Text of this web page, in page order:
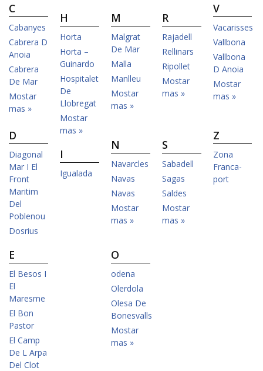
C
Cabanyes
Cabrera D
Anoia
Cabrera
De Mar
Mostar
mas »
D
Diagonal
Mar I El
Front
Maritim
Del
Poblenou
Dosrius
E
El Besos I
El
Maresme
El Bon
Pastor
El Camp
De L Arpa
Del Clot
H
Horta
Horta –
Guinardo
Hospitalet
De
Llobregat
Mostar
mas »
I
Igualada
M
Malgrat
De Mar
Malla
Manlleu
Mostar
mas »
N
Navarcles
Navas
Navas
Mostar
mas »
O
odena
Olerdola
Olesa De
Bonesvalls
Mostar
mas »
R
Rajadell
Rellinars
Ripollet
Mostar
mas »
S
Sabadell
Sagas
Saldes
Mostar
mas »
V
Vacarisses
Vallbona
Vallbona
D Anoia
Mostar
mas »
Z
Zona
Franca-
port